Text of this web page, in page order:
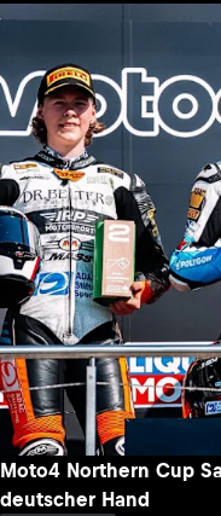
Moto4 Northern Cup
deutscher Hand